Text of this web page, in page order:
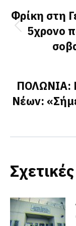
Φρίκη στη
5χρονο
ΠΟΛΩΝΙΑ:
Νέων: